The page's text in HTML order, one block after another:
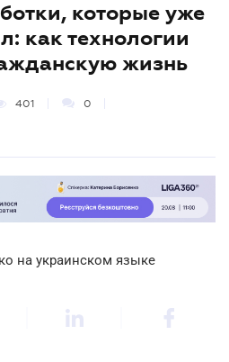
которые уже
как технологии
жизнь
401 0
на украинском языке